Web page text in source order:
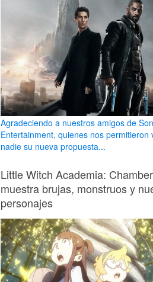
Agradeciendo a nuestros amigos de
Entertainment, quienes nos permitieron
nadie su nueva propuesta...
Little Witch Academia:
muestra brujas, monstruos y
personajes